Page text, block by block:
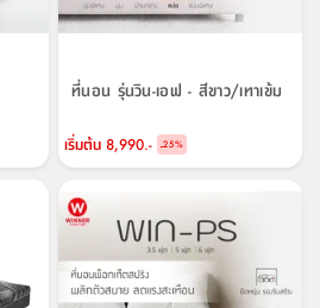
ที่นอน รุ่นวิน-เอฟ - สีขาว/เทาเข้ม
เริ่มต้น 8,990.- -25%